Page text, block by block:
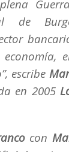
de
”, escribe
en 2005
con